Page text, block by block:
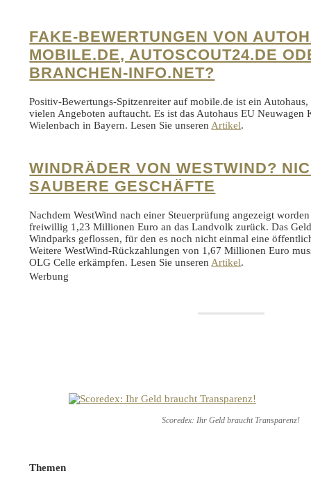
FAKE-BEWERTUNGEN VON
MOBILE.DE, AUTOSCOUT24.DE
BRANCHEN-INFO.NET?
Positiv-Bewertungs-Spitzenreiter auf mobile.de ist ein
vielen Angeboten auftaucht. Es ist das Autohaus EU Neuwagen
Wielenbach in Bayern. Lesen Sie unseren Artikel.
WINDRÄDER VON WESTWIND?
SAUBERE GESCHÄFTE
Nachdem WestWind nach einer Steuerprüfung angezeigt
freiwillig 1,23 Millionen Euro an das Landvolk zurück. Das
Windparks geflossen, für den es noch nicht einmal eine
Weitere WestWind-Rückzahlungen von 1,67 Millionen Euro
OLG Celle erkämpfen. Lesen Sie unseren Artikel.
Werbung
Scoredex: Ihr Geld braucht Transparenz!
Themen